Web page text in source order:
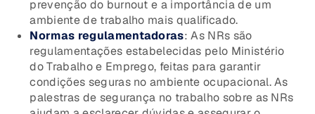
prevenção do burnout e a importância de um
ambiente de trabalho mais qualificado.
Normas regulamentadoras: As NRs são
regulamentações estabelecidas pelo Ministério
do Trabalho e Emprego, feitas para garantir
condições seguras no ambiente ocupacional. As
palestras de segurança no trabalho sobre as NRs